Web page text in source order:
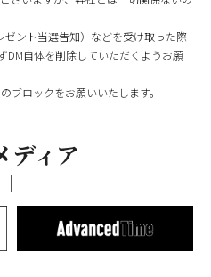
ゼント当選告知）などを受け取った際
DM自体を削除していただくようお願
ブロックをお願いいたします。
ディア